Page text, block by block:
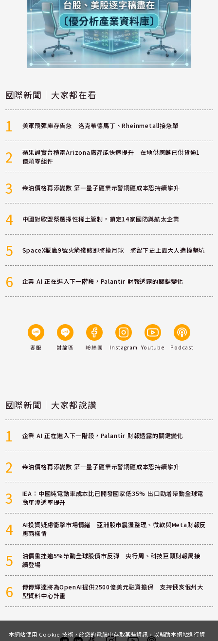
國際新聞｜大家都在看
1 美軍飛彈庫存告急 洛克希德馬丁、Rheinmetall接急單
2
蘋果證實台積電Arizona廠產能快速提升 在地供應鏈已供貨逾1
億顆零組件
3 柴油價格再添變數 第一量子礦業示警銅礦成本恐持續攀升
4 中國對歐盟祭選擇性稀土管制，鎖定14家國防與航太企業
5 SpaceX獵鷹9號火箭殘骸即將撞月球 將留下史上最大人造撞擊坑
6 企業 AI 正在進入下一階段，Palantir 財報透露的關鍵變化
客服 討論區 粉絲團 Instagram Youtube Podcast
國際新聞｜大家都說讚
1 企業 AI 正在進入下一階段，Palantir 財報透露的關鍵變化
2 柴油價格再添變數 第一量子礦業示警銅礦成本恐持續攀升
3
IEA：中國純電動車成本比已開發國家低35% 出口勁增帶動全球電
動車滲透率提升
4
AI投資疑慮衝擊市場情緒 亞洲股市震盪整理、微軟與Meta財報反
應兩樣情
5
油價重挫逾5%帶動全球股債市反彈 央行周、科技巨頭財報周接
續登場
6
傳傳輝達將為OpenAI提供2500億美元融資擔保 支持俄亥俄州大
型資料中心計畫
本網站使用 Cookie 技術，於您的電腦中存取某些資訊，以輔助本網站進行資